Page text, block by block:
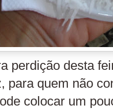
perdição desta
para quem não
colocar um